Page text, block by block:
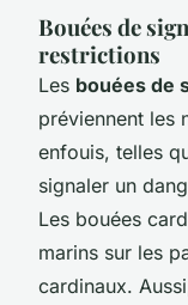
Bouées de
restrictions
Les bouées de
préviennent les
enfouis, telles
signaler un
Les bouées
marins sur les
cardinaux.